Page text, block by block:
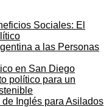
Sociales: El
a las Personas
en San Diego
político para un
Inglés para Asilados